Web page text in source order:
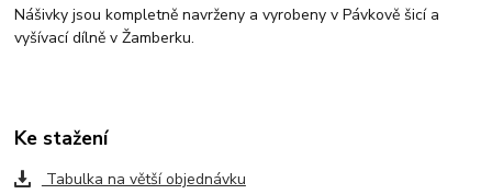
Nášivky jsou kompletně navrženy a vyrobeny v Pávkově šicí a
vyšívací dílně v Žamberku.
Ke stažení
Tabulka na větší objednávku